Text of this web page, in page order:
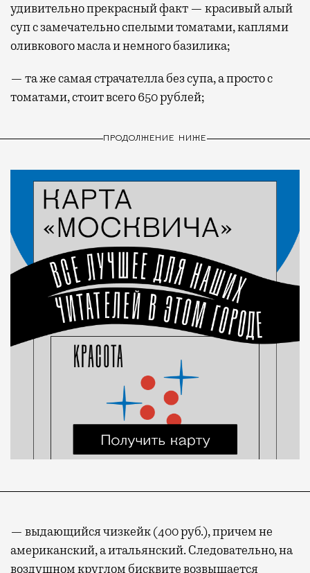
удивительно прекрасный факт — красивый алый
суп с замечательно спелыми томатами, каплями
оливкового масла и немного базилика;
— та же самая страчателла без супа, а просто с
томатами, стоит всего 650 рублей;
ПРОДОЛЖЕНИЕ НИЖЕ
— выдающийся чизкейк (400 руб.), причем не
американский, а итальянский. Следовательно, на
воздушном круглом бисквите возвышается